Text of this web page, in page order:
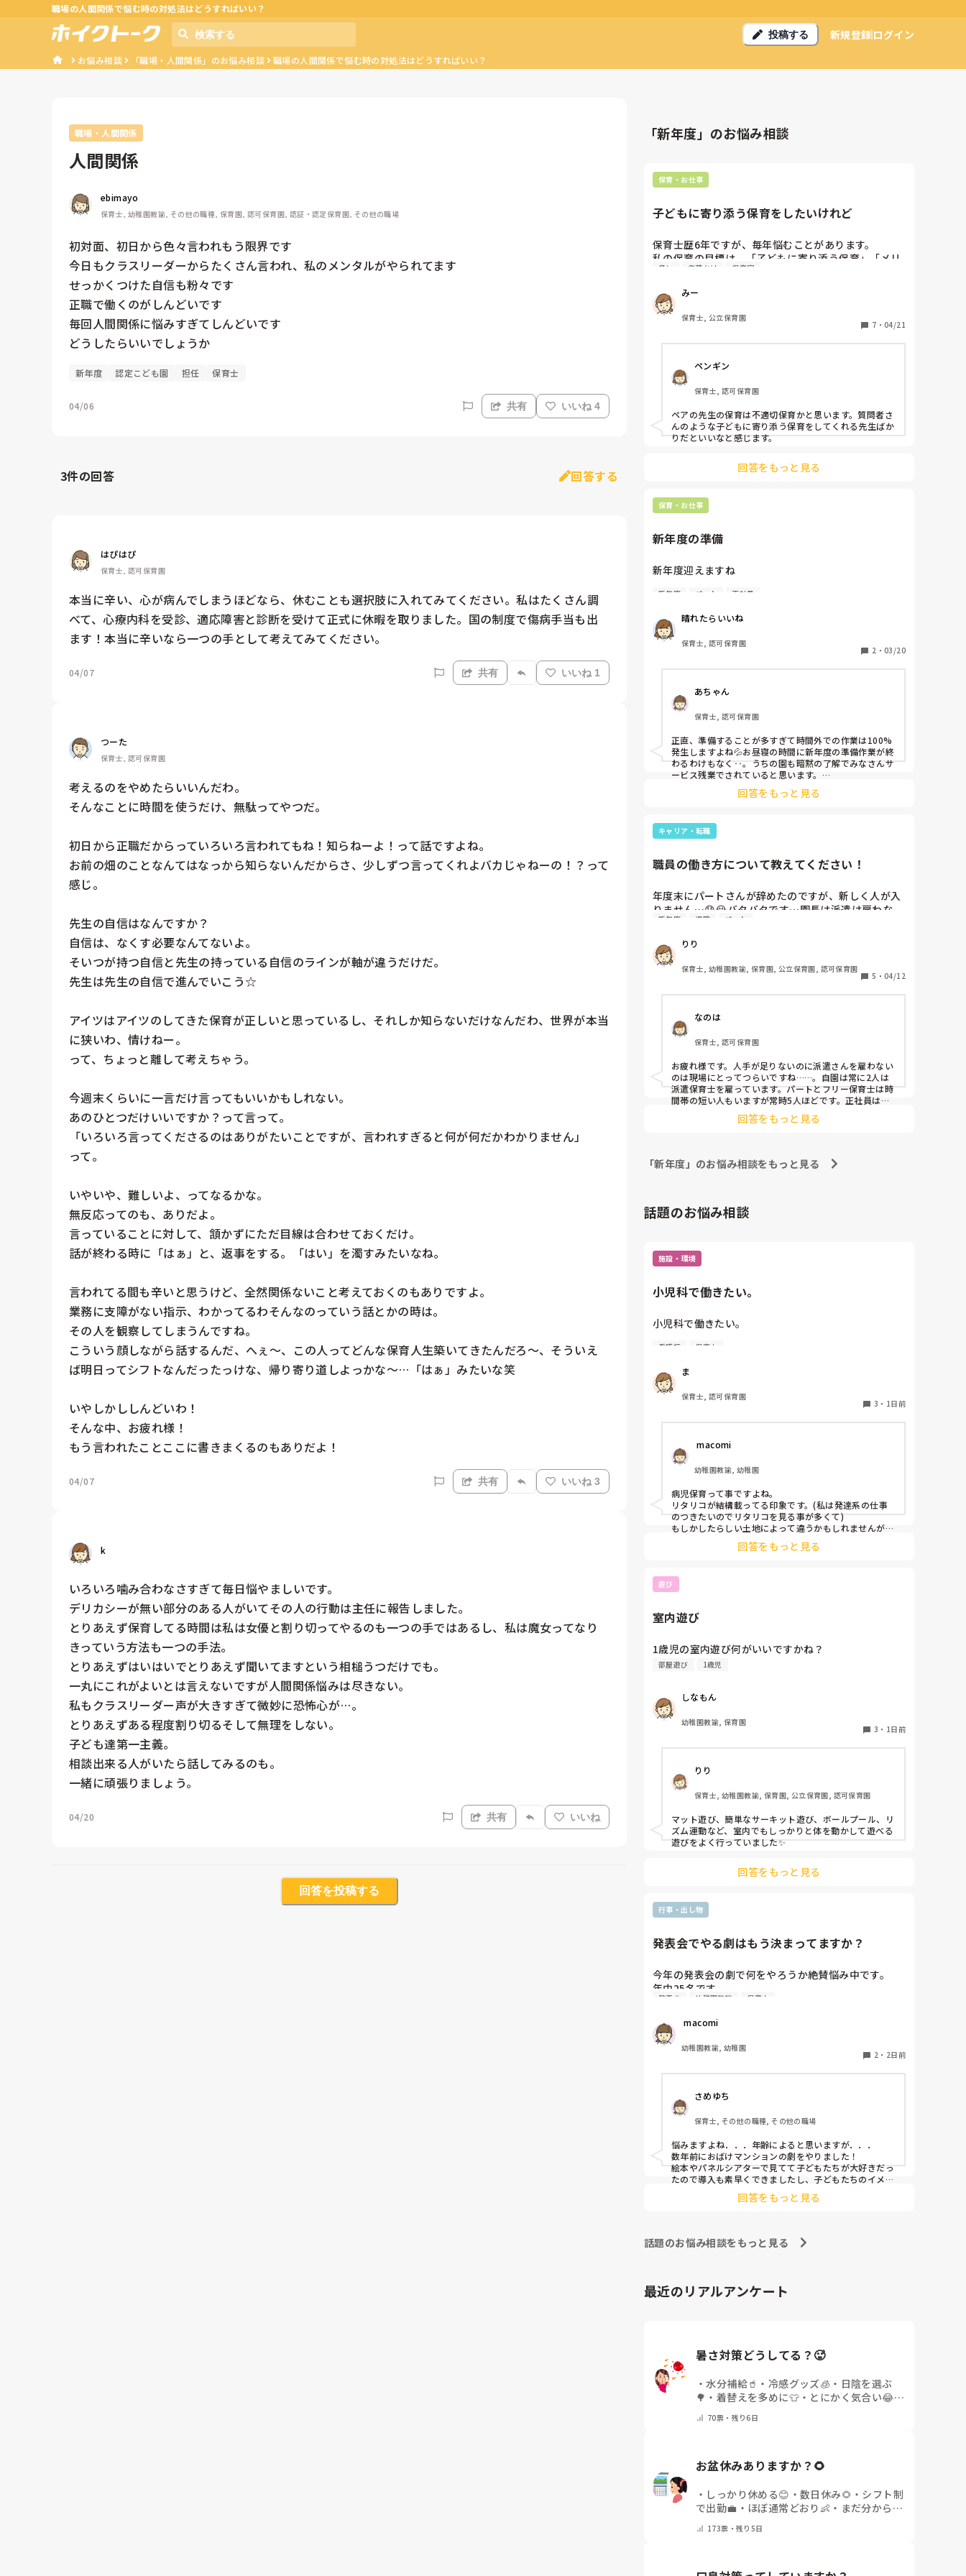
職場の人間関係で悩む時の対処法はどうすればいい？
投稿する 新規登録ログイン
お悩み相談 「職場・人間関係」のお悩み相談 職場の人間関係で悩む時の対処法はどうすればいい？
職場・人間関係
人間関係
ebimayo
保育士, 幼稚園教諭, その他の職種, 保育園, 認可保育園, 認証・認定保育園, その他の職場
初対面、初日から色々言われもう限界です
今日もクラスリーダーからたくさん言われ、私のメンタルがやられてます
せっかくつけた自信も粉々です
正職で働くのがしんどいです
毎回人間関係に悩みすぎてしんどいです
どうしたらいいでしょうか
新年度 認定こども園 担任 保育士
04/06 共有 いいね 4
3件の回答 回答する
はぴはぴ
保育士, 認可保育園
本当に辛い、心が病んでしまうほどなら、休むことも選択肢に入れてみてください。私はたくさん調
べて、心療内科を受診、適応障害と診断を受けて正式に休暇を取りました。国の制度で傷病手当も出
ます！本当に辛いなら一つの手として考えてみてください。
04/07 共有 いいね 1
つーた
保育士, 認可保育園
考えるのをやめたらいいんだわ。
そんなことに時間を使うだけ、無駄ってやつだ。
初日から正職だからっていろいろ言われてもね！知らねーよ！って話ですよね。
お前の畑のことなんてはなっから知らないんだからさ、少しずつ言ってくれよバカじゃねーの！？って
感じ。
先生の自信はなんですか？
自信は、なくす必要なんてないよ。
そいつが持つ自信と先生の持っている自信のラインが軸が違うだけだ。
先生は先生の自信で進んでいこう☆
アイツはアイツのしてきた保育が正しいと思っているし、それしか知らないだけなんだわ、世界が本当
に狭いわ、情けねー。
って、ちょっと離して考えちゃう。
今週末くらいに一言だけ言ってもいいかもしれない。
あのひとつだけいいですか？って言って。
「いろいろ言ってくださるのはありがたいことですが、言われすぎると何が何だかわかりません」
って。
いやいや、難しいよ、ってなるかな。
無反応ってのも、ありだよ。
言っていることに対して、頷かずにただ目線は合わせておくだけ。
話が終わる時に「はぁ」と、返事をする。「はい」を濁すみたいなね。
言われてる間も辛いと思うけど、全然関係ないこと考えておくのもありですよ。
業務に支障がない指示、わかってるわそんなのっていう話とかの時は。
その人を観察してしまうんですね。
こういう顔しながら話するんだ、へぇ〜、この人ってどんな保育人生築いてきたんだろ〜、そういえ
ば明日ってシフトなんだったっけな、帰り寄り道しよっかな〜…「はぁ」みたいな笑
いやしかししんどいわ！
そんな中、お疲れ様！
もう言われたことここに書きまくるのもありだよ！
04/07 共有 いいね 3
k
いろいろ噛み合わなさすぎて毎日悩やましいです。
デリカシーが無い部分のある人がいてその人の行動は主任に報告しました。
とりあえず保育してる時間は私は女優と割り切ってやるのも一つの手ではあるし、私は魔女ってなり
きっていう方法も一つの手法。
とりあえずはいはいでとりあえず聞いてますという相槌うつだけでも。
一丸にこれがよいとは言えないですが人間関係悩みは尽きない。
私もクラスリーダー声が大きすぎて微妙に恐怖心が…。
とりあえずある程度割り切るそして無理をしない。
子ども達第一主義。
相談出来る人がいたら話してみるのも。
一緒に頑張りましょう。
04/20 共有 いいね
回答を投稿する
「新年度」のお悩み相談
保育・お仕事
子どもに寄り添う保育をしたいけれど
保育士歴6年ですが、毎年悩むことがあります。
私の保育の目標は、「子どもに寄り添う保育」「メリ
ハリも大切に」です。
毎年子どもの甘えをどこまで受け止めるべきか悩みま
す。今のクラスでは、在園児は試し行動が見られ、新
入園児は私の対応では座ったり、自分で食べる姿が見
られないことが多いです。
生が見に来ると「ないてない」と泣き止み、泣かずに
過ごします。そのため、ペアの先生は「〇〇ぐみの先
生くるよ」「赤ちゃんぐみいく？！」と脅し文句のよ
うなことばかりその子に言います。また、ペアの先生
が給食でそばにいると自分で食べようとしますが、私
がそばに行くと「がんばってる(私が以前、〇〇くんが
いてる？」と聞くと「ないてない」と言うけど自分で
食べようとはしないので、「大きい口でたべられるか
ど声をかけますが、かけなければ自分で食べようとし
ません。ちなみに、ペアの先生に新入園児が「がんば
ってる」というと、「がんばってないよ！自分で食べ
られるのにたべないじゃん！」と言います。
生は部屋に閉じ込めたり、強く叱ったりして言い聞か
よ！」と低い口調で目を合わせて伝え、手を添えなが
ら一緒にやっています。きっとペアの先生は、わたし
のことを甘いとかメリハリがないとか思っているかも
しれません。まだ新年度始まって半月ですし、そこま
で怒らなくてもいいんじゃないか？と思ってしまうの
脅し 言葉かけ 保育室
みー
保育士, 公立保育園
7 ・ 04/21
ペンギン
保育士, 認可保育園
ペアの先生の保育は不適切保育かと思います。質問者さ
んのような子どもに寄り添う保育をしてくれる先生ばか
りだといいなと感じます。
回答をもっと見る
保育・お仕事
新年度の準備
新年度迎えますね
入職数ヶ月で扶養内パートから正職員になります。
今の勤務時間内はどこかのクラスに入って補助をし1
日が終わります。
クラスの準備、する時間は勤務時間内にはありませ
ん。
おもちゃもあまりないようなので、
家で手作りのおもちゃを用意したり、
月案週案、大まかな日案を考えたり
部屋の配置を考えたりはしています。
どうしたら良いのでしょうか。
園長に話をして、時間外で前残業後残業させてもらう
しかないですよね。
新年度 パート 正社員
晴れたらいいね
保育士, 認可保育園
2 ・ 03/20
あちゃん
保育士, 認可保育園
正直、準備することが多すぎて時間外での作業は100%
発生しますよね💦お昼寝の時間に新年度の準備作業が終
わるわけもなく‥。うちの園も暗黙の了解でみなさんサ
ービス残業でされていると思います。
園に直談判できるならそれが一番いいと思います！質問
者さんが手立てをうってくれたことで対策ができたら、
同じだと思うので、まずは相談できそうな先輩保育士さ
んに考えを伝えてみるのも良いかもしれないと思いまし
回答をもっと見る
キャリア・転職
職員の働き方について教えてください！
年度末にパートさんが辞めたのですが、新しく人が入
りません…😰😭バタバタです…園長は派遣は雇わな
い！と一点ばりで…みなさんの園は正職員、派遣、パ
新年度 退職 パート
りり
保育士, 幼稚園教諭, 保育園, 公立保育園, 認可保育園
5 ・ 04/12
なのは
保育士, 認可保育園
お疲れ様です。人手が足りないのに派遣さんを雇わない
のは現場にとってつらいですね……。自園は常に2人は
派遣保育士を雇っています。パートとフリー保育士は時
間帯の短い人もいますが常時5人ほどです。正社員は各
クラスに幼児なら1人、乳児なら2人の配置です。
回答をもっと見る
「新年度」のお悩み相談をもっと見る
話題のお悩み相談
施設・環境
小児科で働きたい。
小児科で働きたい。
今は保育園勤務ですが、
本当は小児科で保育士として
働きたいです。
ほぼなく、ホームページなどもチェック
していますが見つかりません😭
もともと、看護師を目指していたのもあって、、
もちろん医療的なことができないのは
わかっていますが💦
何かよい求人サイトなどがあれば
看護師 保育士
ま
保育士, 認可保育園
3 ・ 1日前
macomi
幼稚園教諭, 幼稚園
病児保育って事ですよね。
リタリコが結構載ってる印象です。(私は発達系の仕事
のつきたいのでリタリコを見る事が多くて)
もしかしたらしい土地によって違うかもしれませんが、
検索してみてください！回答をもっと見る
遊び
室内遊び
1歳児の室内遊び何がいいですかね？
部屋遊び 1歳児
しなもん
幼稚園教諭, 保育園
3 ・ 1日前
りり
保育士, 幼稚園教諭, 保育園, 公立保育園, 認可保育園
マット遊び、簡単なサーキット遊び、ボールプール、リ
ズム運動など、室内でもしっかりと体を動かして遊べる
遊びをよく行っていました✨
回答をもっと見る
行事・出し物
発表会でやる劇はもう決まってますか？
今年の発表会の劇で何をやろうか絶賛悩み中です。
年中25名です。
過去に「これは子どもたちも楽しんで大成功だっ
演目があれば、ぜひ教えてほしいです！
発表会 幼稚園教諭 保育士
macomi
幼稚園教諭, 幼稚園
2 ・ 2日前
さめゆち
保育士, その他の職種, その他の職場
悩みますよね．．．年齢によると思いますが．．．
数年前におばけマンションの劇をやりました！
絵本やパネルシアターで見てて子どもたちが大好きだっ
たので導入も素早くできましたし、子どもたちのイメー
ジも膨らみやすく自分たちでセリフをどんどん覚えて練
習も本番も楽しんでました！
回答をもっと見る
話題のお悩み相談をもっと見る
最近のリアルアンケート
暑さ対策どうしてる？🥵
・水分補給🥤 ・ 冷感グッズ🧊 ・ 日陰を選ぶ
🌳 ・ 着替えを多めに👕・ とにかく気合い😂・
70票・ 残り6日
お盆休みありますか？🌻
・ しっかり休める😊 ・ 数日休み🌻 ・ シフト制
で出勤💼 ・ ほぼ通常どおり👶 ・ まだ分からな
173票・残り5日